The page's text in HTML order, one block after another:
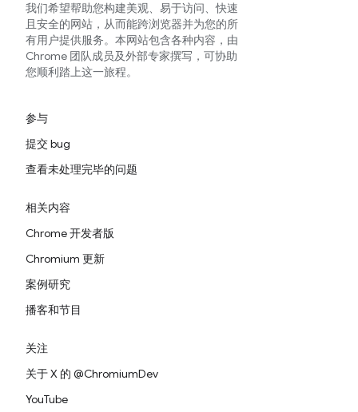
我们希望帮助您构建美观、易于访问、快速
且安全的网站，从而能跨浏览器并为您的所
有用户提供服务。本网站包含各种内容，由
Chrome 团队成员及外部专家撰写，可协助
您顺利踏上这一旅程。
参与
提交 bug
查看未处理完毕的问题
相关内容
Chrome 开发者版
Chromium 更新
案例研究
播客和节目
关注
关于 X 的 @ChromiumDev
YouTube